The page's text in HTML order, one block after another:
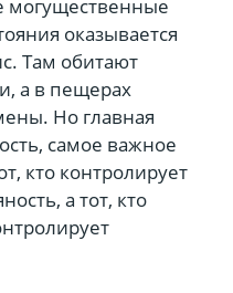
могущественные
оказывается
Там обитают
а в пещерах
Но главная
самое важное
кто контролирует
а тот, кто